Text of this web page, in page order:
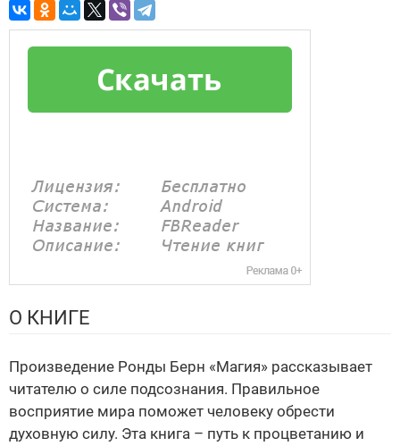
О КНИГЕ
Произведение Ронды Берн «Магия» рассказывает
читателю о силе подсознания. Правильное
восприятие мира поможет человеку обрести
духовную силу. Эта книга – путь к процветанию и